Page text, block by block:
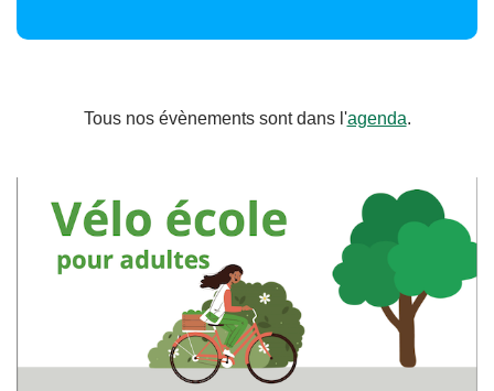
Tous nos évènements sont dans l'agenda.